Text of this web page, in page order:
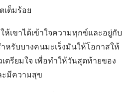
เต็มร้อย
ห้เขาได้เข้าใจความทุกข์และอยู่กับ
รับบางคนมะเร็งมันให้โอกาสให้
เตรียมใจ เพื่อทำให้วันสุดท้ายของ
มีความสุข